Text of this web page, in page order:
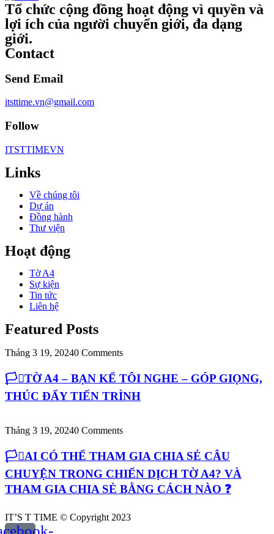
Tổ chức cộng đồng hoạt động vì quyền và
lợi ích của người chuyển giới, đa dạng
giới.
Contact
Send Email
itsttime.vn@gmail.com
Follow
ITSTTIMEVN
Links
Về chúng tôi
Dự án
Đồng hành
Thư viện
Hoạt động
Tờ A4
Sự kiện
Tin tức
Liên hệ
Featured Posts
Tháng 3 19, 20240 Comments
🏳️‍⚧️TỜ A4 – BẠN KỂ TÔI NGHE – GÓP GIỌNG,
THÚC ĐẨY TIẾN TRÌNH
Tháng 3 19, 20240 Comments
🏳️‍⚧️AI CÓ THỂ THAM GIA CHIA SẺ CÂU
CHUYỆN TRONG CHIẾN DỊCH TỜ A4? VÀ
THAM GIA CHIA SẺ BẰNG CÁCH NÀO ❓
IT’S T TIME © Copyright 2023